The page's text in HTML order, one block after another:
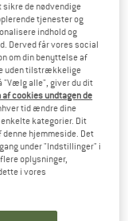
om
de nødvendige
tjenester og
indhold og
Derved får vores social
om din benyttelse af
uden tilstrækkelige
"Vælg alle", giver du dit
cookies undtagen de
tid ændre dine
kategorier. Dit
hjemmeside. Det
under "Indstillinger" i
oplysninger,
i vores